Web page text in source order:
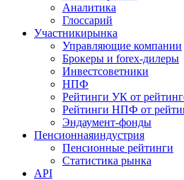
Аналитика
Глоссарий
Участникирынка
Управляющие компании
Брокеры и forex-дилеры
Инвестсоветники
НПФ
Рейтинги УК от
Рейтинги НПФ от
Эндаумент-фонды
Пенсионнаяиндустрия
Пенсионные рейтинги
Статистика рынка
API